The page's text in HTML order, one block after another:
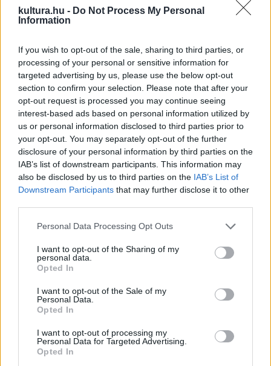
kultura.hu - Do Not Process My Personal
Information
If you wish to opt-out of the sale, sharing to third parties, or
processing of your personal or sensitive information for
targeted advertising by us, please use the below opt-out
section to confirm your selection. Please note that after your
opt-out request is processed you may continue seeing
interest-based ads based on personal information utilized by
us or personal information disclosed to third parties prior to
your opt-out. You may separately opt-out of the further
disclosure of your personal information by third parties on the
IAB’s list of downstream participants. This information may
also be disclosed by us to third parties on the IAB’s List of
Downstream Participants that may further disclose it to other
Please note that this website/app uses one or more Google
not limited to your visit or usage behaviour. You may click to
grant or deny consent to Google and its third-party tags to
use your data for below specified purposes in below Google
consent section.
Personal Data Processing Opt Outs
I want to opt-out of the Sharing of my
personal data.
Opted In
I want to opt-out of the Sale of my
Personal Data.
Opted In
I want to opt-out of processing my
Personal Data for Targeted Advertising.
Opted In
Barabás Zsófi: A lélegző ég alatt
𝓁𝓊𝓉𝓊𝓂 – Koleszár Stella & Metzing
Mocsármély álomból
buktam felszínre// Vajda Lajos
Stúdió, Szentendre
Koleszár Stella és Metzing Eszter közös formációja, a 𝓁𝓊𝓉𝓊𝓂
installációját. A kiállítás a gyerekkori szocializáció, az iskolai
közeg, a kirekesztés és a bántalmazás emlékei felől indul,